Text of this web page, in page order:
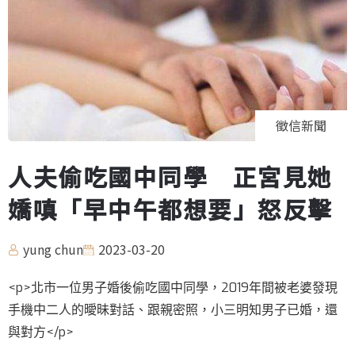
徵信新聞
人夫偷吃國中同學 正宮見她
嬌嗔「早中午都想要」怒反擊
yung chun 2023-03-20
<p>北市一位男子婚後偷吃國中同學，2019年間被老婆發現
手機中二人的曖昧對話、跟親密照，小三明知男子已婚，還
與對方</p>